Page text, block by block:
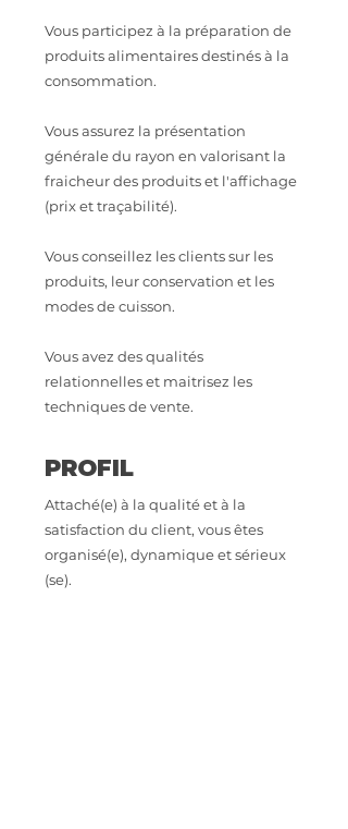
Vous participez à la préparation de
produits alimentaires destinés à la
consommation.
Vous assurez la présentation
générale du rayon en valorisant la
fraicheur des produits et l'affichage
(prix et traçabilité).
Vous conseillez les clients sur les
produits, leur conservation et les
modes de cuisson.
Vous avez des qualités
relationnelles et maitrisez les
techniques de vente.
PROFIL
Attaché(e) à la qualité et à la
satisfaction du client, vous êtes
organisé(e), dynamique et sérieux
(se).